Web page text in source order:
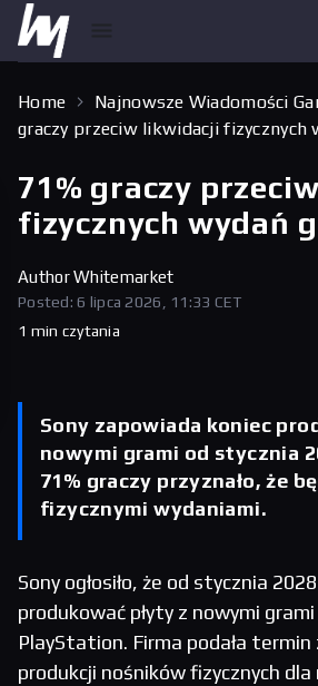
Home Najnowsze Wiadomości
graczy przeciw likwidacji fizycznych
71% graczy
fizycznych wydań
AuthorWhitemarket
Posted: 6 lipca 2026, 11:33 CET
1 min czytania
Sony zapowiada koniec
nowymi grami od stycznia
71% graczy przyznało, że
fizycznymi wydaniami.
Sony ogłosiło, że od stycznia
produkować płyty z nowymi
PlayStation. Firma podała termin
produkcji nośników fizycznych